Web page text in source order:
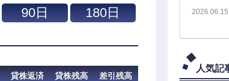
貸株返済 貸株残高 差引残高
2026.06.15
人気記